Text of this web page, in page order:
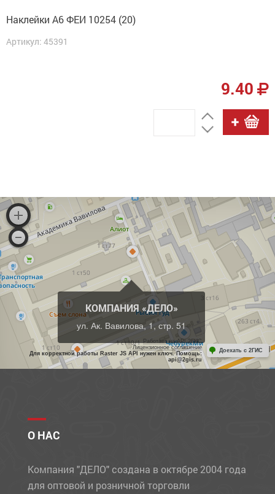
Наклейки А6 ФЕИ 10254 (20)
Артикул: 45391
9.40
КОМПАНИЯ «ДЕЛО»
ул. Ак. Вавилова, 1, стр. 51
Работает на API 2ГИС
Лицензионное соглашение
Для корректной работы Raster JS API нужен ключ. Помощь:
api@2gis.ru
Доехать с 2ГИС
О НАС
Компания "ДЕЛО" создана в октябре 2004 года
для оптовой и розничной торговли